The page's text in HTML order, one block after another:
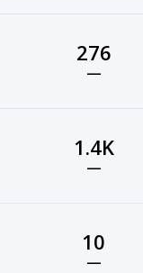
276
—
1.4K
—
10
—